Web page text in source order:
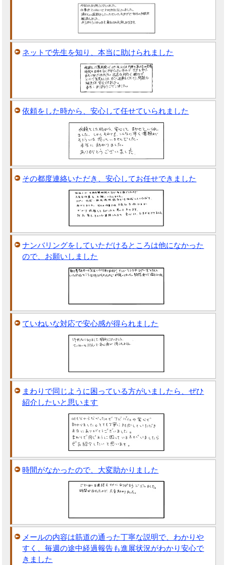
ネットで先生を知り、本当に助けられました
依頼をした時から、安心して任せていられました
その都度連絡いただき、安心してお任せできました
ナンバリングをしていただけるところは他になかった
ので、お願いしました
ていねいな対応で安心感が得られました
まわりで同じように困っている方がいましたら、ぜひ
紹介したいと思います
時間がなかったので、大変助かりました
メールの内容は筋道の通った丁寧な説明で、わかりや
すく、毎週の途中経過報告も進展状況がわかり安心で
きました